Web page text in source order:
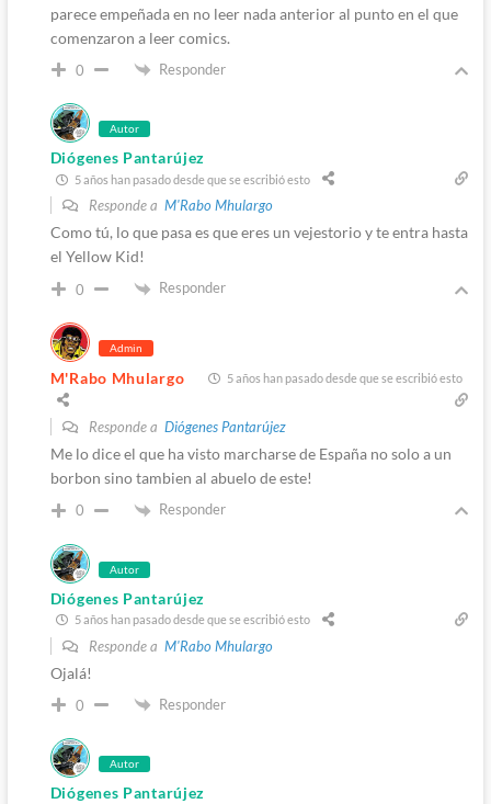
parece empeñada en no leer nada anterior al punto en el que
comenzaron a leer comics.
0 Responder
Autor
Diógenes Pantarújez
5 años han pasado desde que se escribió esto
Responde a M'Rabo Mhulargo
Como tú, lo que pasa es que eres un vejestorio y te entra hasta
el Yellow Kid!
0 Responder
Admin
M'Rabo Mhulargo 5 años han pasado desde que se escribió esto
Responde a Diógenes Pantarújez
Me lo dice el que ha visto marcharse de España no solo a un
borbon sino tambien al abuelo de este!
0 Responder
Autor
Diógenes Pantarújez
5 años han pasado desde que se escribió esto
Responde a M'Rabo Mhulargo
Ojalá!
0 Responder
Autor
Diógenes Pantarújez